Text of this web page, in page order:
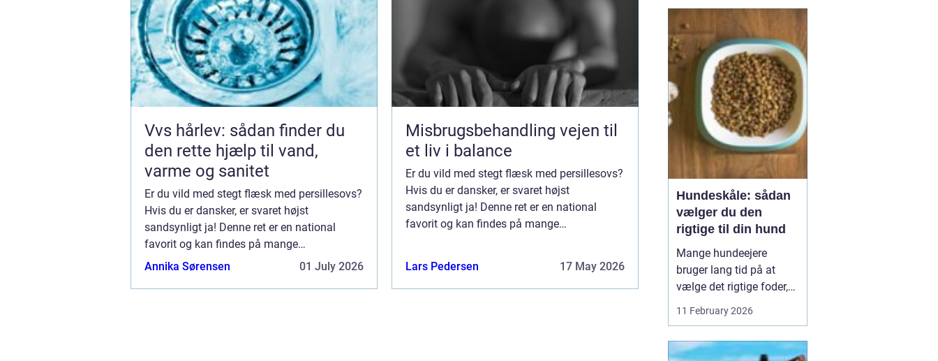
Vvs hårlev: sådan finder du
den rette hjælp til vand,
varme og sanitet
Er du vild med stegt flæsk med persillesovs?
Hvis du er dansker, er svaret højst
sandsynligt ja! Denne ret er en national
favorit og kan findes på mange
restauranters menukort. Men hvor er det
Annika Sørensen 01 July 2026
Misbrugsbehandling vejen til
et liv i balance
Er du vild med stegt flæsk med persillesovs?
Hvis du er dansker, er svaret højst
sandsynligt ja! Denne ret er en national
favorit og kan findes på mange
persillesovs? Det er de...
Lars Pedersen 17 May 2026
for tidligt. Med den rette
reparation af vinduer
kan du bevare husets
oprindelige udtryk,
forbedre ko...
Hundeskåle: sådan
vælger du den
rigtige til din hund
Mange hundeejere
bruger lang tid på at
vælge det rigtige foder,
men selve skålen bliver
ofte en eftertanke. Det er
har...
11 February 2026